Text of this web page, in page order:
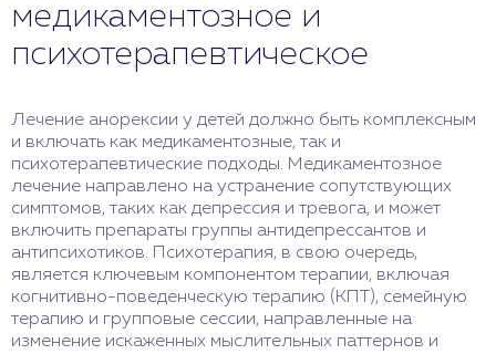
медикаментозное и
психотерапевтическое
Лечение анорексии у детей должно быть комплексным
и включать как медикаментозные, так и
психотерапевтические подходы. Медикаментозное
лечение направлено на устранение сопутствующих
симптомов, таких как депрессия и тревога, и может
включить препараты группы антидепрессантов и
антипсихотиков. Психотерапия, в свою очередь,
является ключевым компонентом терапии, включая
когнитивно-поведенческую терапию (КПТ), семейную
терапию и групповые сессии, направленные на
изменение искаженных мыслительных паттернов и